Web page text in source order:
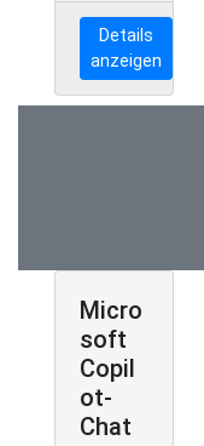
Details
anzeigen
Micro
soft
Copil
ot-
Chat